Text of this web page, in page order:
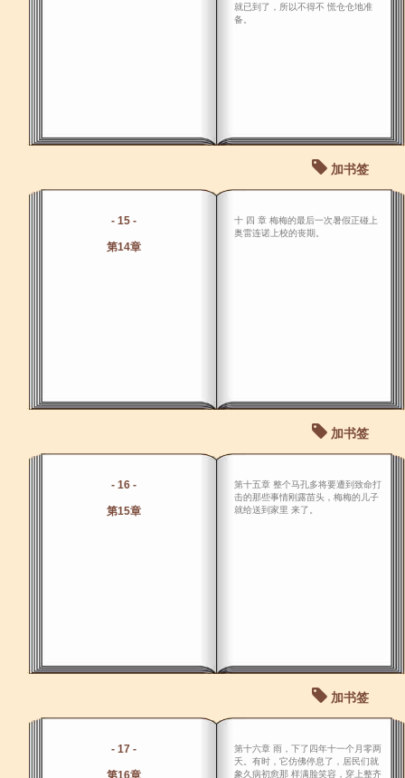
就已到了，所以不得不 慌仓仓地准
备。
加书签
- 15 -
第14章
十 四 章 梅梅的最后一次暑假正碰上
奥雷连诺上校的丧期。
加书签
- 16 -
第15章
第十五章 整个马孔多将要遭到致命打
击的那些事情刚露苗头，梅梅的儿子
就给送到家里 来了。
加书签
- 17 -
第16章
第十六章 雨，下了四年十一个月零两
夭。有时，它仿佛停息了，居民们就
象久病初愈那 样满脸笑容，穿上整齐